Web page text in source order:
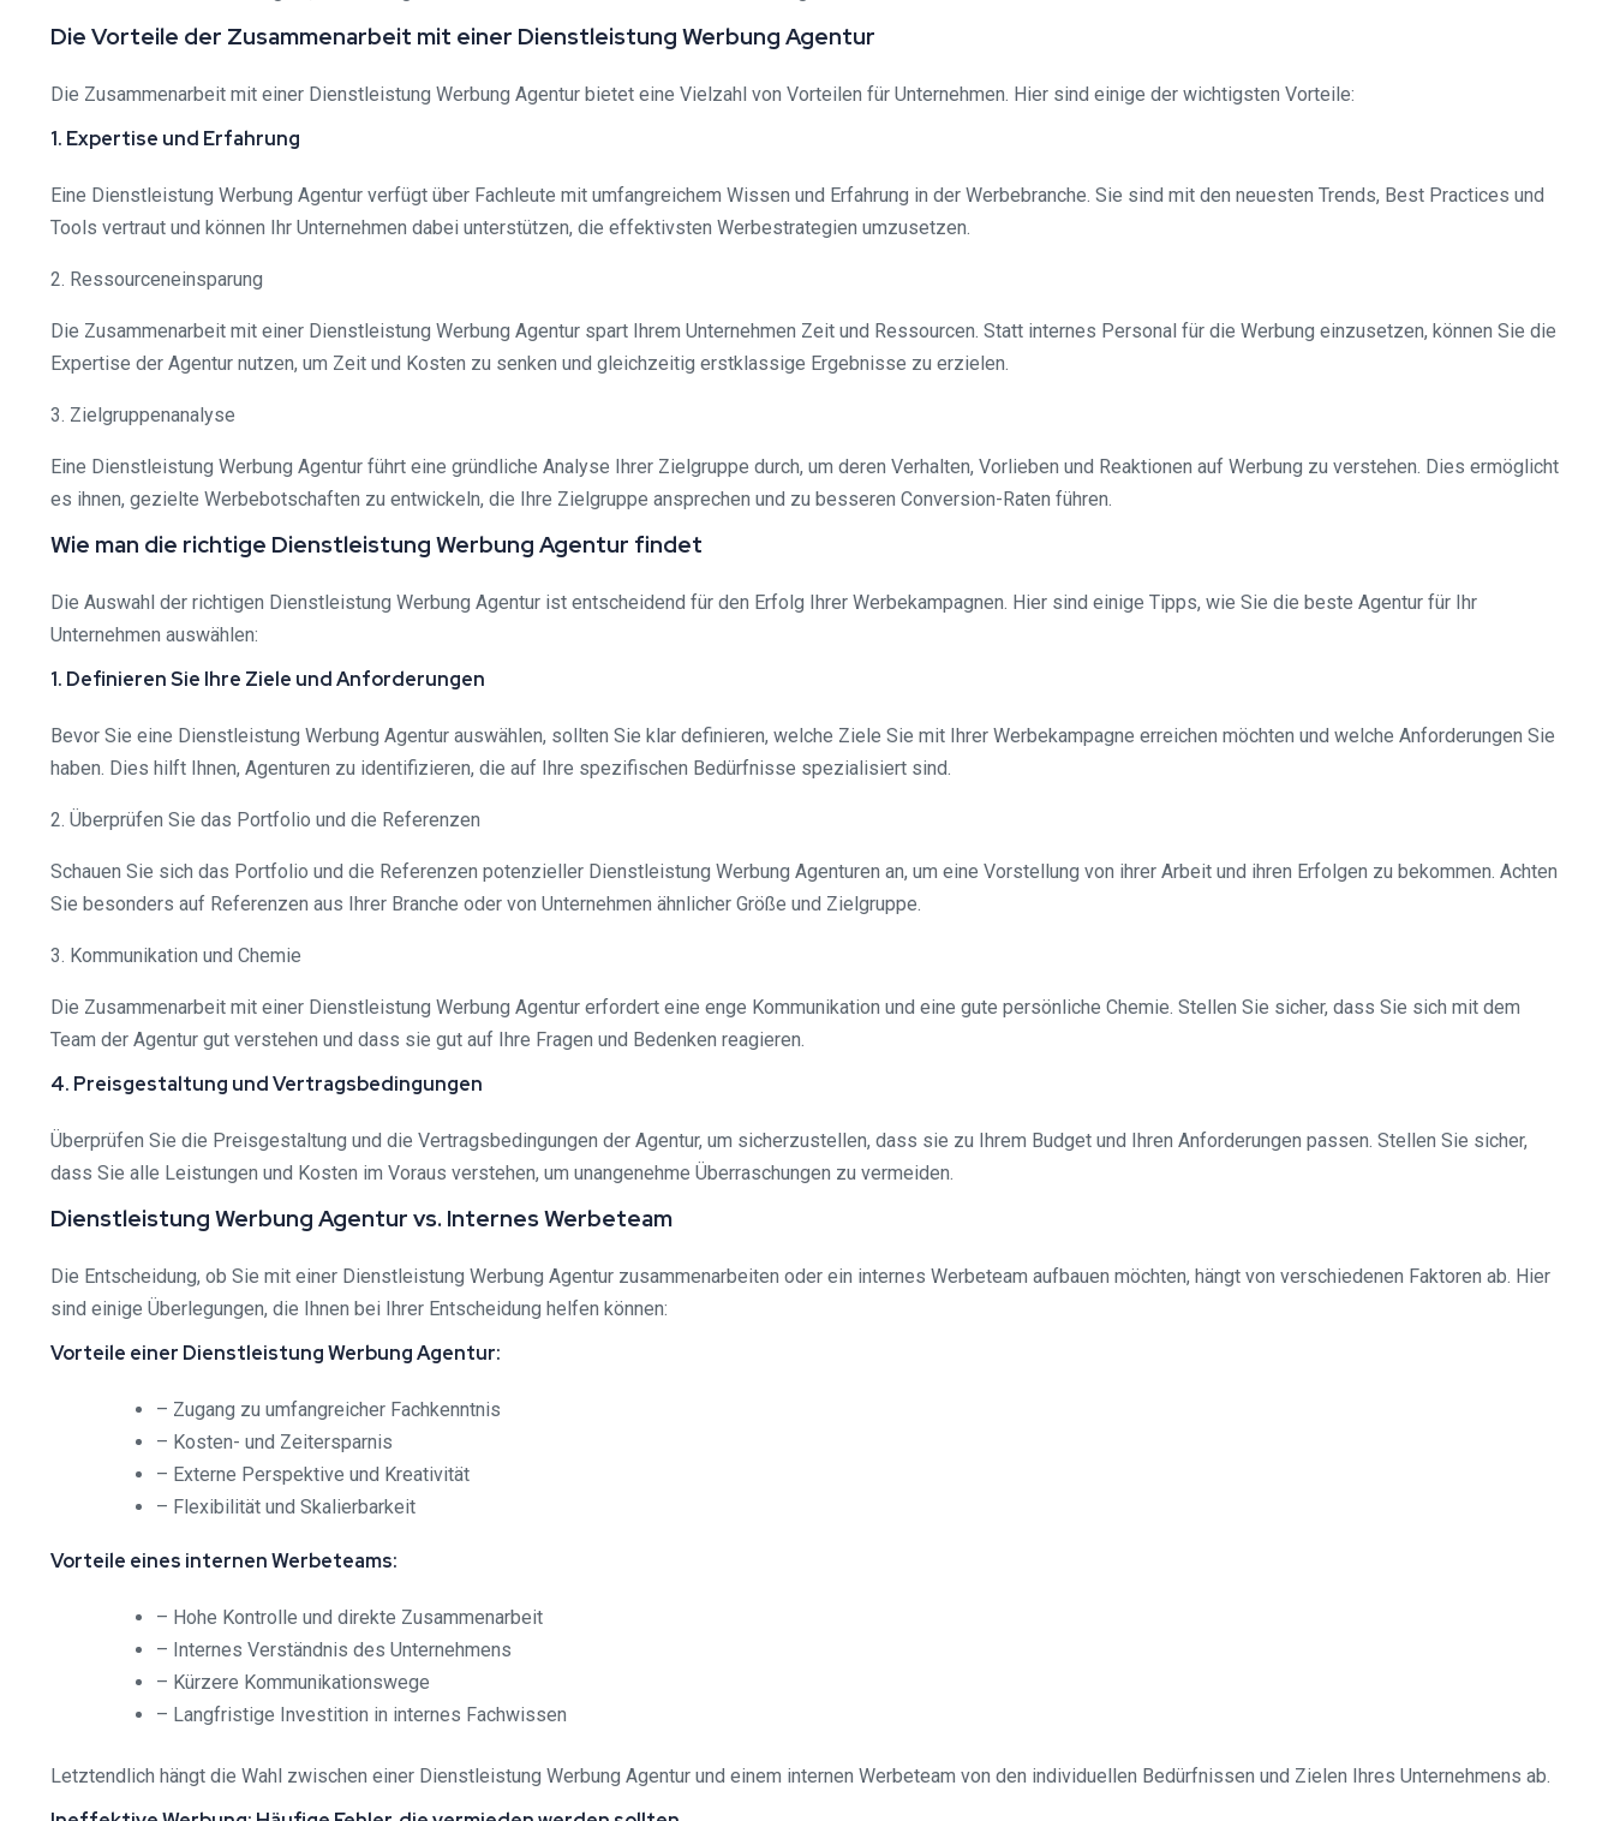
Die Vorteile der Zusammenarbeit mit einer Dienstleistung Werbung Agentur
Die Zusammenarbeit mit einer Dienstleistung Werbung Agentur bietet eine Vielzahl von Vorteilen für Unternehmen. Hier sind einige der wichtigsten Vorteile:
1. Expertise und Erfahrung
Eine Dienstleistung Werbung Agentur verfügt über Fachleute mit umfangreichem Wissen und Erfahrung in der Werbebranche. Sie sind mit den neuesten Trends, Best Practices und
Tools vertraut und können Ihr Unternehmen dabei unterstützen, die effektivsten Werbestrategien umzusetzen.
2. Ressourceneinsparung
Die Zusammenarbeit mit einer Dienstleistung Werbung Agentur spart Ihrem Unternehmen Zeit und Ressourcen. Statt internes Personal für die Werbung einzusetzen, können Sie die
Expertise der Agentur nutzen, um Zeit und Kosten zu senken und gleichzeitig erstklassige Ergebnisse zu erzielen.
3. Zielgruppenanalyse
Eine Dienstleistung Werbung Agentur führt eine gründliche Analyse Ihrer Zielgruppe durch, um deren Verhalten, Vorlieben und Reaktionen auf Werbung zu verstehen. Dies ermöglicht
es ihnen, gezielte Werbebotschaften zu entwickeln, die Ihre Zielgruppe ansprechen und zu besseren Conversion-Raten führen.
Wie man die richtige Dienstleistung Werbung Agentur findet
Die Auswahl der richtigen Dienstleistung Werbung Agentur ist entscheidend für den Erfolg Ihrer Werbekampagnen. Hier sind einige Tipps, wie Sie die beste Agentur für Ihr
Unternehmen auswählen:
1. Definieren Sie Ihre Ziele und Anforderungen
Bevor Sie eine Dienstleistung Werbung Agentur auswählen, sollten Sie klar definieren, welche Ziele Sie mit Ihrer Werbekampagne erreichen möchten und welche Anforderungen Sie
haben. Dies hilft Ihnen, Agenturen zu identifizieren, die auf Ihre spezifischen Bedürfnisse spezialisiert sind.
2. Überprüfen Sie das Portfolio und die Referenzen
Schauen Sie sich das Portfolio und die Referenzen potenzieller Dienstleistung Werbung Agenturen an, um eine Vorstellung von ihrer Arbeit und ihren Erfolgen zu bekommen. Achten
Sie besonders auf Referenzen aus Ihrer Branche oder von Unternehmen ähnlicher Größe und Zielgruppe.
3. Kommunikation und Chemie
Die Zusammenarbeit mit einer Dienstleistung Werbung Agentur erfordert eine enge Kommunikation und eine gute persönliche Chemie. Stellen Sie sicher, dass Sie sich mit dem
Team der Agentur gut verstehen und dass sie gut auf Ihre Fragen und Bedenken reagieren.
4. Preisgestaltung und Vertragsbedingungen
Überprüfen Sie die Preisgestaltung und die Vertragsbedingungen der Agentur, um sicherzustellen, dass sie zu Ihrem Budget und Ihren Anforderungen passen. Stellen Sie sicher,
dass Sie alle Leistungen und Kosten im Voraus verstehen, um unangenehme Überraschungen zu vermeiden.
Dienstleistung Werbung Agentur vs. Internes Werbeteam
Die Entscheidung, ob Sie mit einer Dienstleistung Werbung Agentur zusammenarbeiten oder ein internes Werbeteam aufbauen möchten, hängt von verschiedenen Faktoren ab. Hier
sind einige Überlegungen, die Ihnen bei Ihrer Entscheidung helfen können:
Vorteile einer Dienstleistung Werbung Agentur:
– Zugang zu umfangreicher Fachkenntnis
– Kosten- und Zeitersparnis
– Externe Perspektive und Kreativität
– Flexibilität und Skalierbarkeit
Vorteile eines internen Werbeteams:
– Hohe Kontrolle und direkte Zusammenarbeit
– Internes Verständnis des Unternehmens
– Kürzere Kommunikationswege
– Langfristige Investition in internes Fachwissen
Letztendlich hängt die Wahl zwischen einer Dienstleistung Werbung Agentur und einem internen Werbeteam von den individuellen Bedürfnissen und Zielen Ihres Unternehmens ab.